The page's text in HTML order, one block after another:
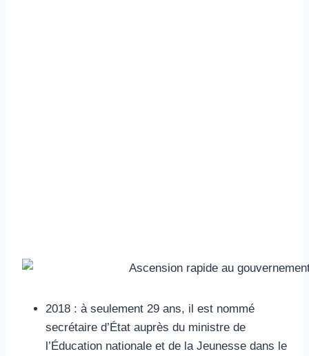
2018 : à seulement 29 ans, il est nommé
secrétaire d’État auprès du ministre de
l’Éducation nationale et de la Jeunesse dans le